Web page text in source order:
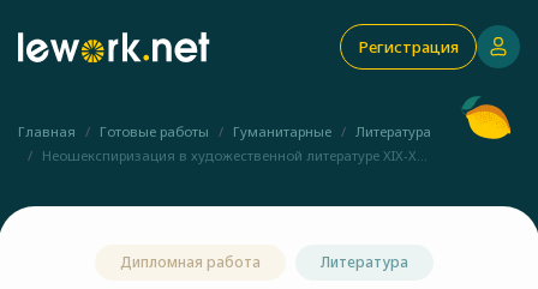
Регистрация
Главная Готовые работы Гуманитарные
Литература
Неошекспиризация в художественной литературе ХIX-X...
Дипломная работа Литература